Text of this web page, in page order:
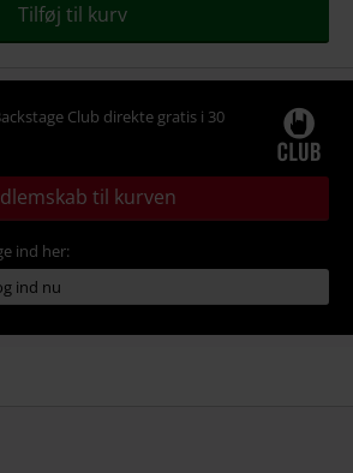
Tilføj til kurv
Club direkte gratis i 30
til kurven
ind her:
ind nu